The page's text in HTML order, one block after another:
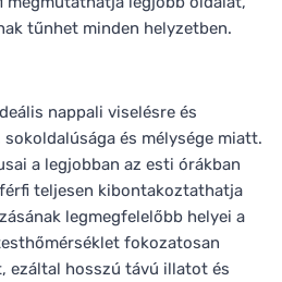
tűnhet minden helyzetben.
nappali viselésre és
és mélysége miatt.
a legjobban az esti órákban
teljesen kibontakoztathatja
legmegfelelőbb helyei a
fokozatosan
ezáltal hosszú távú illatot és